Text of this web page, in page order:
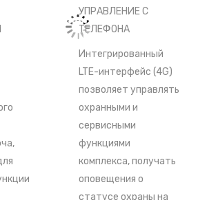
УПРАВЛЕНИЕ С
ТЕЛЕФОНА
Интегрированный
LTE-интерфейс (4G)
позволяет управлять
охранными и
сервисными
функциями
комплекса, получать
оповещения о
статусе охраны на